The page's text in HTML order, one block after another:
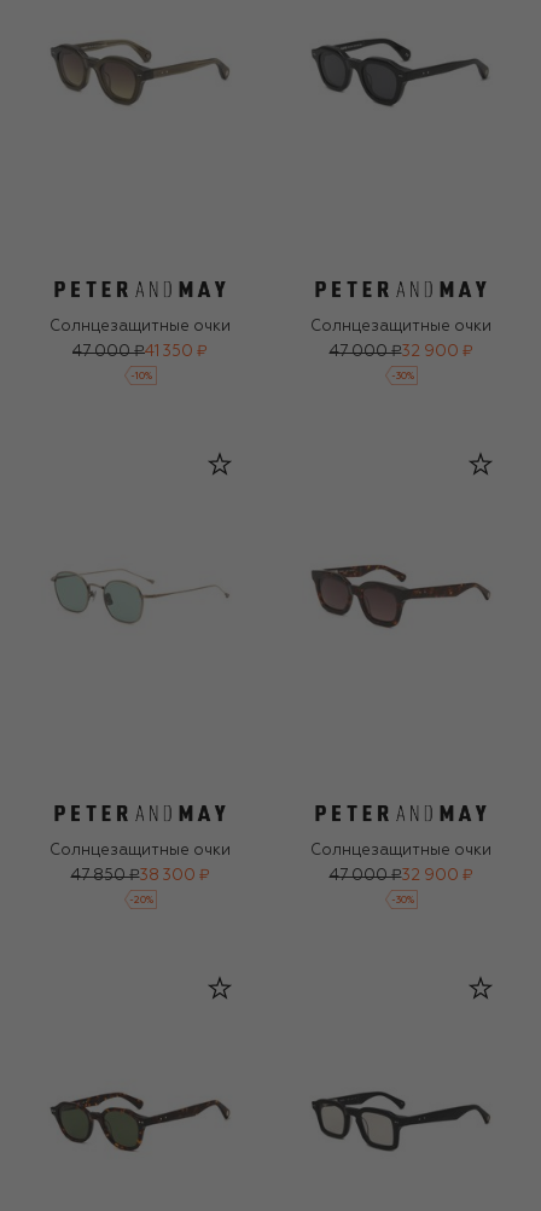
Солнцезащитные очки
47 000 ₽41 350 ₽
-10%
Солнцезащитные очки
47 000 ₽32 900 ₽
-30%
Солнцезащитные очки
47 850 ₽38 300 ₽
-20%
Солнцезащитные очки
47 000 ₽32 900 ₽
-30%